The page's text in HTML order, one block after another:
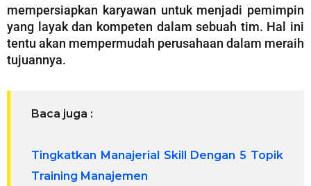
mempersiapkan karyawan untuk menjadi pemimpin
yang layak dan kompeten dalam sebuah tim. Hal ini
tentu akan mempermudah perusahaan dalam meraih
tujuannya.
Baca juga :
Tingkatkan Manajerial Skill Dengan 5 Topik
Training Manajemen